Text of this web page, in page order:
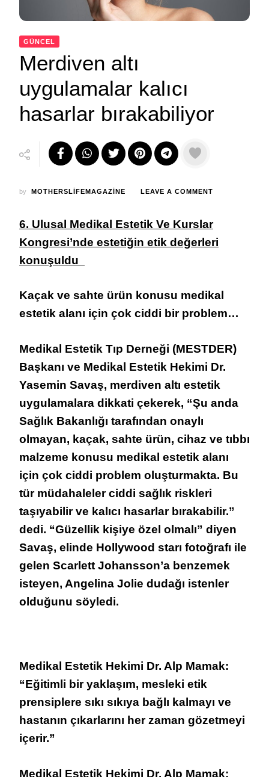
GÜNCEL
Merdiven altı
uygulamalar kalıcı
hasarlar bırakabiliyor
by MOTHERSLIFEMAGAZINE LEAVE A COMMENT
KALICI
HASARLAR
6. Ulusal Medikal Estetik Ve Kurslar
Kongresi’nde estetiğin etik değerleri
konuşuldu
Kaçak ve sahte ürün konusu medikal
estetik alanı için çok ciddi bir problem…
Medikal Estetik Tıp Derneği (MESTDER)
Başkanı ve Medikal Estetik Hekimi Dr.
Yasemin Savaş, merdiven altı estetik
uygulamalara dikkati çekerek, “Şu anda
Sağlık Bakanlığı tarafından onaylı
olmayan, kaçak, sahte ürün, cihaz ve tıbbı
malzeme konusu medikal estetik alanı
için çok ciddi problem oluşturmakta. Bu
tür müdahaleler ciddi sağlık riskleri
taşıyabilir ve kalıcı hasarlar bırakabilir.”
dedi. “Güzellik kişiye özel olmalı” diyen
Savaş, elinde Hollywood starı fotoğrafı ile
gelen Scarlett Johansson’a benzemek
isteyen, Angelina Jolie dudağı istenler
olduğunu söyledi.
Medikal Estetik Hekimi Dr. Alp Mamak:
“Eğitimli bir yaklaşım, mesleki etik
prensiplere sıkı sıkıya bağlı kalmayı ve
hastanın çıkarlarını her zaman gözetmeyi
içerir.”
Medikal Estetik Hekimi Dr. Alp Mamak: